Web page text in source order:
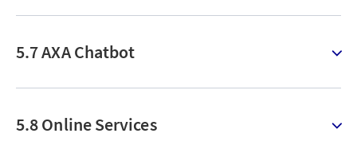
5.7 AXA Chatbot
5.8 Online Services